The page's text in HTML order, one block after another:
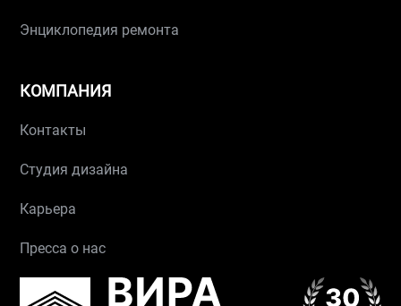
Энциклопедия ремонта
КОМПАНИЯ
Контакты
Студия дизайна
Карьера
Пресса о нас